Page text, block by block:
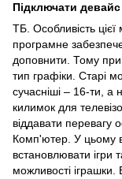
Підключати
ТБ. Особливість
програмне
доповнити. Тому при
тип графіки. Старі
сучасніші – 16-ти, а
килимок для
віддавати перевагу
Комп'ютер. У цьому
встановлювати ігри
можливості іграшки.